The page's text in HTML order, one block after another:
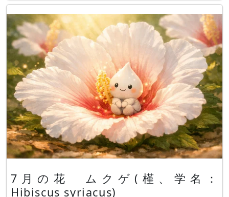
7月の花 ムクゲ(槿、学名：
Hibiscus syriacus)